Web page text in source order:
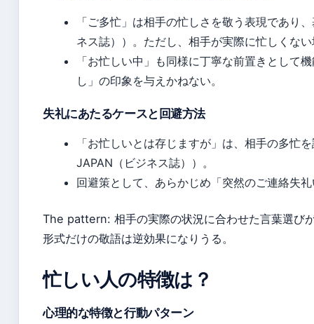
「ご多忙」は相手の忙しさを敬う表現であり
ネス誌））。ただし、相手が実際に忙しくな
「お忙しい中」も同様に丁寧な前置きとして
し」の印象を与えかねない。
失礼にあたるケースと回避方法
「お忙しいとは存じますが」は、相手の多忙
JAPAN（ビジネス誌））。
回避策として、あらかじめ「突然のご連絡失
The pattern: 相手の実際の状況に合わせた言葉選び
形式だけの敬語は逆効果になりうる。
忙しい人の特徴は？
心理的な特徴と行動パターン